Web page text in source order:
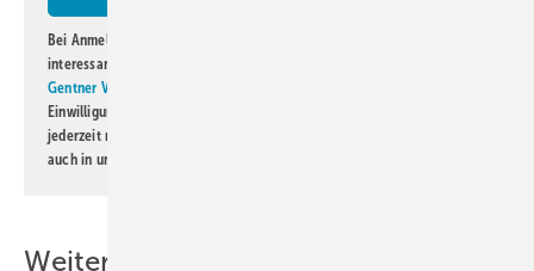
Bei Anmeldung zu diesem Newsletter bin ich damit einverstanden, über
interessante Verlags- und Online-Angebote
Gentner Verlag GmbH & Co. KG
Einwilligung kann ich jederzeit widerrufen und eine Abmeldung ist
jederzeit möglich. Informationen zum Umgang mit Daten finden Sie
auch in unserer
Weitere Inhalte